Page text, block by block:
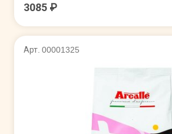
3085 ₽
Арт. 00001325